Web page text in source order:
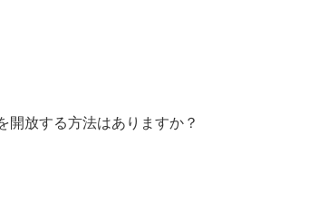
放する方法はありますか？